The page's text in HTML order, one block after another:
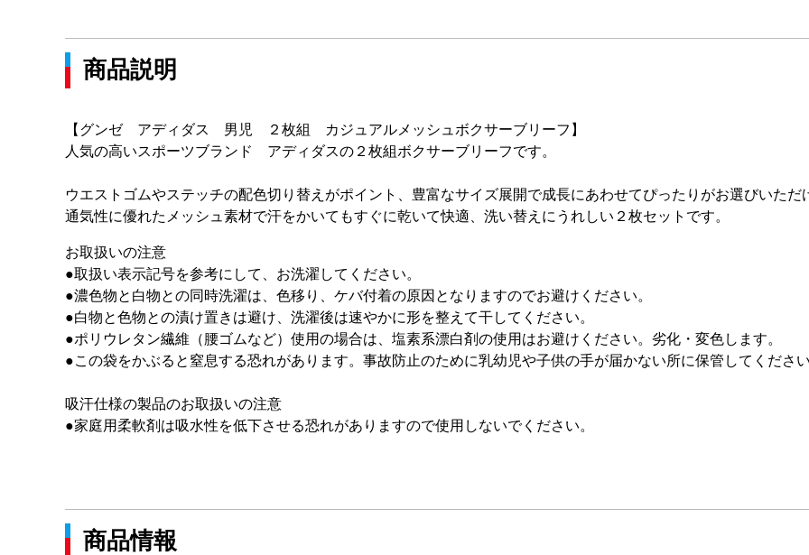
商品説明
【グンゼ アディダス 男児 ２枚組 カジュアルメッシュボクサーブリーフ】
人気の高いスポーツブランド アディダスの２枚組ボクサーブリーフです。
ウエストゴムやステッチの配色切り替えがポイント、豊富なサイズ展開で成長にあわせてぴったりがお選びいただ
通気性に優れたメッシュ素材で汗をかいてもすぐに乾いて快適、洗い替えにうれしい２枚セットです。
お取扱いの注意
●取扱い表示記号を参考にして、お洗濯してください。
●濃色物と白物との同時洗濯は、色移り、ケバ付着の原因となりますのでお避けください。
●白物と色物との漬け置きは避け、洗濯後は速やかに形を整えて干してください。
●ポリウレタン繊維（腰ゴムなど）使用の場合は、塩素系漂白剤の使用はお避けください。劣化・変色します。
●この袋をかぶると窒息する恐れがあります。事故防止のために乳幼児や子供の手が届かない所に保管してください
吸汗仕様の製品のお取扱いの注意
●家庭用柔軟剤は吸水性を低下させる恐れがありますので使用しないでください。
商品情報